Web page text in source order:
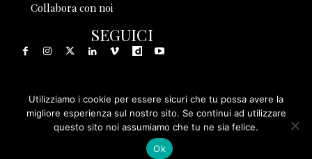
Collabora con noi
SEGUICI
© 1999 - 2025 Storia in Rete Srl - Tutti i diritti riservati - P.
IVA 08570971005
Utilizziamo i cookie per essere sicuri che tu possa avere la
migliore esperienza sul nostro sito. Se continui ad utilizzare
questo sito noi assumiamo che tu ne sia felice.
Ok